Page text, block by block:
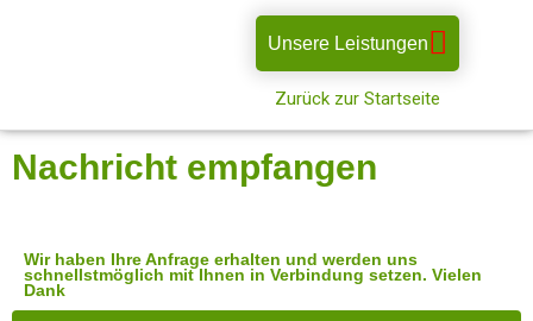
Unsere Leistungen
Zurück zur Startseite
Nachricht empfangen
Wir haben Ihre Anfrage erhalten und werden uns
schnellstmöglich mit Ihnen in Verbindung setzen. Vielen
Dank